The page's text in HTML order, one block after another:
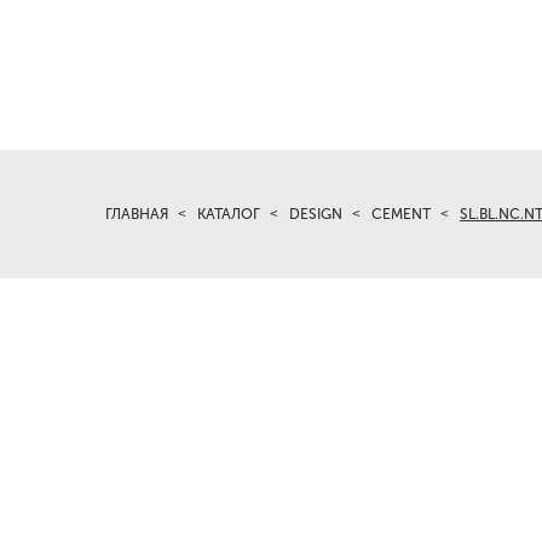
ГЛАВНАЯ КАТАЛОГ DESIGN CEMENT SL.BL.NC.NT